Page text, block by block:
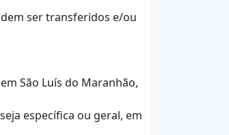
ser transferidos e/ou
São Luís do Maranhão,
específica ou geral, em